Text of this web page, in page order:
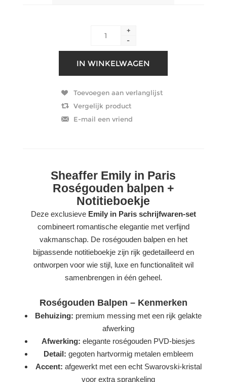
+
-
Sheaffer Emily in Paris
Roségouden balpen +
Notitieboekje
Deze exclusieve Emily in Paris schrijfwaren-set
combineert romantische elegantie met verfijnd
vakmanschap. De roségouden balpen en het
bijpassende notitieboekje zijn rijk gedetailleerd en
ontworpen voor wie stijl, luxe en functionaliteit wil
samenbrengen in één geheel.
Roségouden Balpen – Kenmerken
Behuizing: premium messing met een rijk gelakte
afwerking
Afwerking: elegante roségouden PVD-biesjes
Detail: gegoten hartvormig metalen embleem
Accent: afgewerkt met een echt Swarovski-kristal
voor extra sprankeling